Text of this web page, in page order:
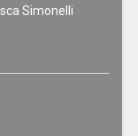
Simonelli